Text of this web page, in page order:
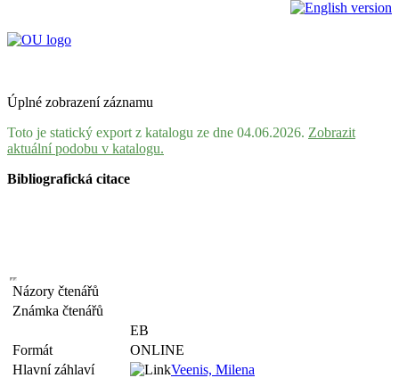
Úplné zobrazení záznamu
Toto je statický export z katalogu ze dne 04.06.2026. Zobrazit
aktuální podobu v katalogu.
Bibliografická citace
Názory čtenářů
Známka čtenářů
EB
Formát
ONLINE
Hlavní záhlaví
Veenis, Milena